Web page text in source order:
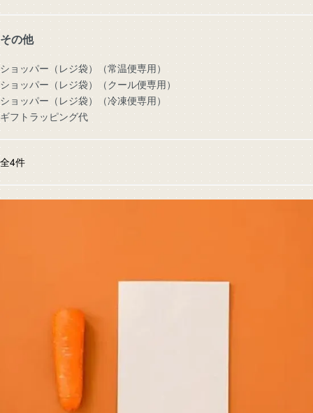
その他
ショッパー（レジ袋）（常温便専用）
ショッパー（レジ袋）（クール便専用）
ショッパー（レジ袋）（冷凍便専用）
ギフトラッピング代
全4件